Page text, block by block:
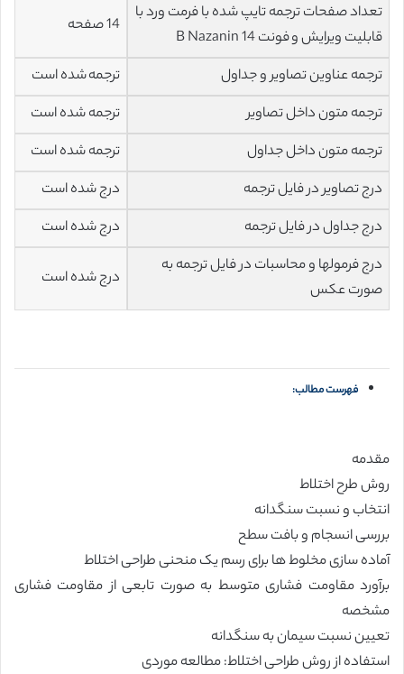
تعداد صفحات ترجمه تایپ شده با فرمت ورد با
قابلیت ویرایش و فونت 14 B Nazanin
14 صفحه
ترجمه عناوین تصاویر و جداول
ترجمه شده است
ترجمه متون داخل تصاویر
ترجمه شده است
ترجمه متون داخل جداول
ترجمه شده است
درج تصاویر در فایل ترجمه
درج شده است
درج جداول در فایل ترجمه
درج شده است
درج فرمولها و محاسبات در فایل ترجمه به
صورت عکس
درج شده است
فهرست مطالب:
مقدمه
روش طرح اختلاط
انتخاب و نسبت سنگدانه
بررسی انسجام و بافت سطح
آماده سازی مخلوط ها برای رسم یک منحنی طراحی اختلاط
برآورد مقاومت فشاری متوسط به صورت تابعی از مقاومت فشاری
مشخصه
تعیین نسبت سیمان به سنگدانه
استفاده از روش طراحی اختلاط: مطالعه موردی